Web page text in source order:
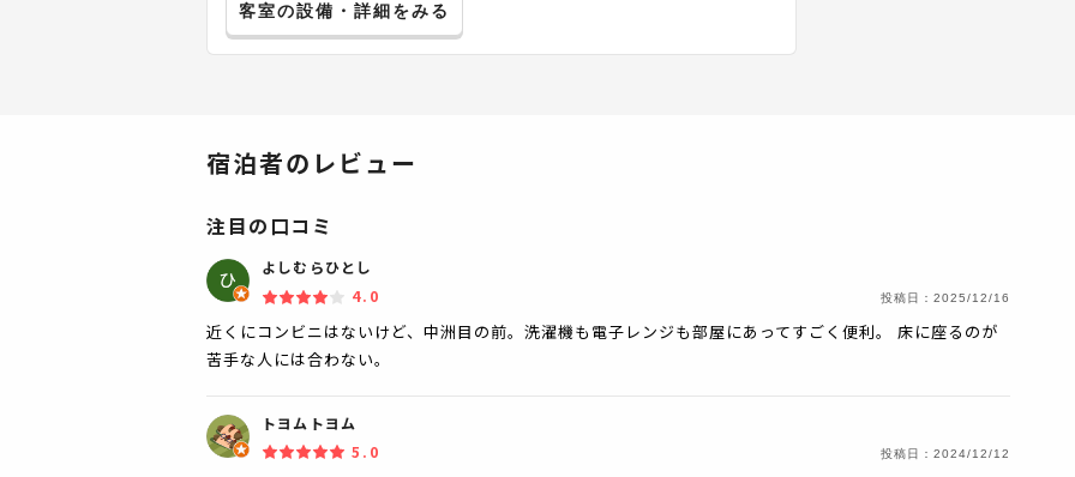
客室の設備・詳細をみる
宿泊者のレビュー
注目の口コミ
よしむらひとし
4.0
投稿日： 2025/12/16
近くにコンビニはないけど、中洲目の前。洗濯機も電子レンジも部屋にあってすごく便利。 床に座るのが
苦手な人には合わない。
トヨムトヨム
5.0
投稿日： 2024/12/12